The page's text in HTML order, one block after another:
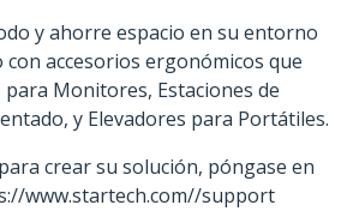
y ahorre espacio en su entorno
accesorios ergonómicos que
Monitores, Estaciones de
y Elevadores para Portátiles.
crear su solución, póngase en
www.startech.com//support